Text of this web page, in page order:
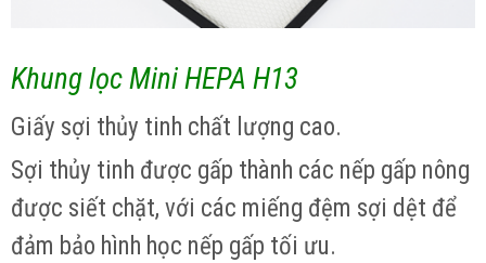
Khung lọc Mini HEPA H13
Giấy sợi thủy tinh chất lượng cao.
Sợi thủy tinh được gấp thành các nếp gấp nông
được siết chặt, với các miếng đệm sợi dệt để
đảm bảo hình học nếp gấp tối ưu.